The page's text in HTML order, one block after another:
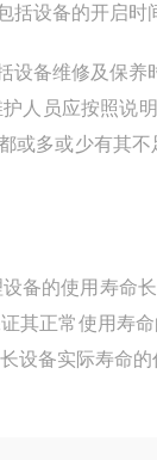
括设备的开启时
设备维修及保
人员应按照说
或多或少有其
备的使用寿命
其正常使用寿
设备实际寿命的